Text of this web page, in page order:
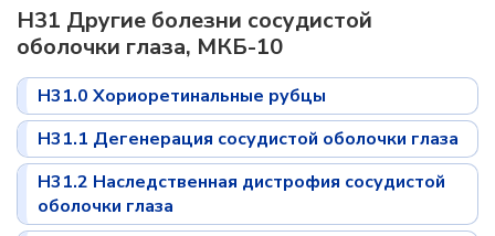
H31 Другие болезни сосудистой
оболочки глаза, МКБ-10
H31.0 Хориоретинальные рубцы
H31.1 Дегенерация сосудистой оболочки глаза
H31.2 Наследственная дистрофия сосудистой
оболочки глаза